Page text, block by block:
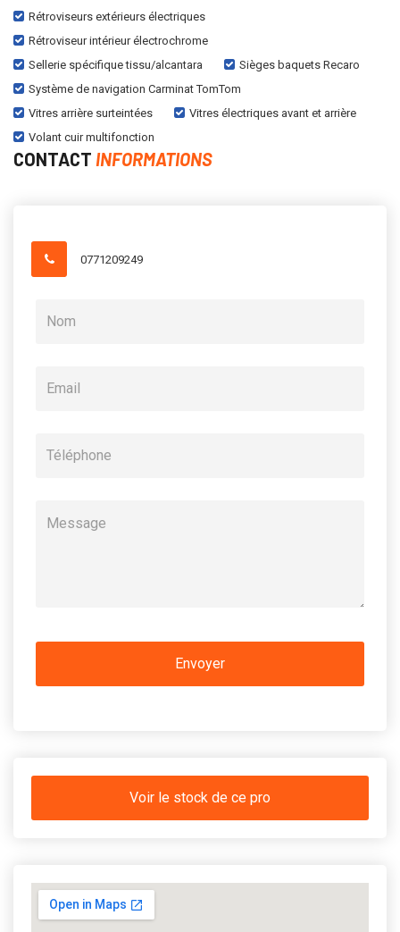
Rétroviseurs extérieurs électriques
Rétroviseur intérieur électrochrome
Sellerie spécifique tissu/alcantara
Sièges baquets Recaro
Système de navigation Carminat TomTom
Vitres arrière surteintées
Vitres électriques avant et arrière
Volant cuir multifonction
CONTACT INFORMATIONS
0771209249
Voir le stock de ce pro